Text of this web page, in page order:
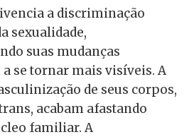
a discriminação
sexualidade,
suas mudanças
se tornar mais visíveis. A
de seus corpos,
acabam afastando
familiar. A